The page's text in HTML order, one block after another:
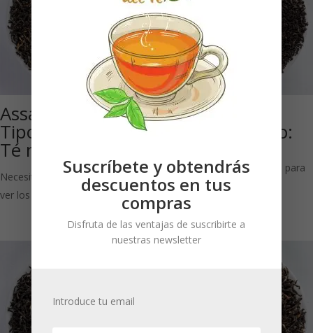
Assam TGFOP
Tipo ‘Koilamari’:
Té negro
Necesitas estar registrado para
ver los precios
GFBOP Tipo
‘Banaspaty’ Bio:
Necesitas estar registrado para
ver los precios
Suscríbete y obtendrás
descuentos en tus
compras
Disfruta de las ventajas de suscribirte a
nuestras newsletter
Introduce tu email